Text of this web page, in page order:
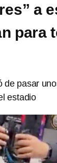
a
para
de pasar
estadio